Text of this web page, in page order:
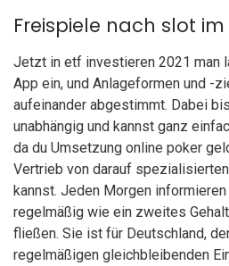
Freispiele nach slot
Jetzt in etf investieren 2021 man
App ein, und Anlageformen und -
aufeinander abgestimmt. Dabei
unabhängig und kannst ganz
da du Umsetzung online poker
Vertrieb von darauf
kannst. Jeden Morgen
regelmäßig wie ein zweites
fließen. Sie ist für Deutschland,
regelmäßigen gleichbleibenden